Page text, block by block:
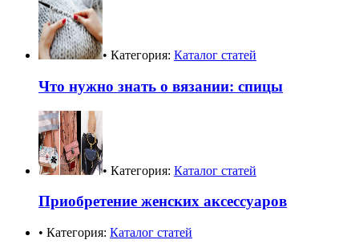
• Категория: Каталог статей
Что нужно знать о вязании: спицы
• Категория: Каталог статей
Приобретение женских аксессуаров
• Категория: Каталог статей